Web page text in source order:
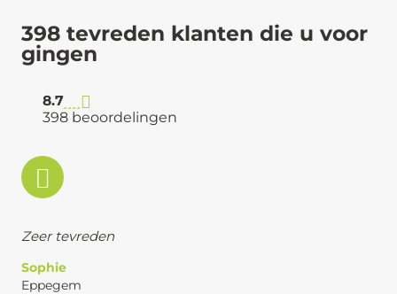
398 tevreden klanten die u voor
gingen
8.7
398 beoordelingen
Zeer tevreden
Sophie
Eppegem